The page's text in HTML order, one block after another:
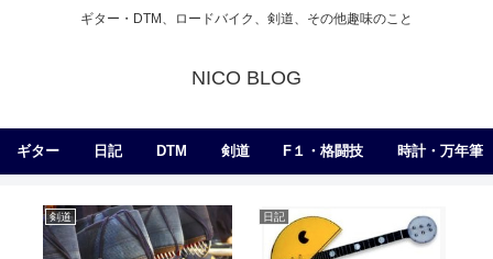
ギター・DTM、ロードバイク、剣道、その他趣味のこと
NICO BLOG
ギター 日記 DTM 剣道 F１・格闘技 時計・万年筆
剣道 日記